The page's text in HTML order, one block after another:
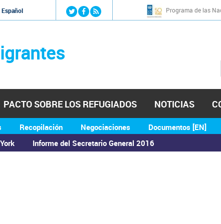
Jump to navigation
Español Programa de las
Informe del Secretario General 2016
Recopilación Negociaciones Documentos [EN]
PACTO SOBRE LOS REFUGIADOS NOTICIAS